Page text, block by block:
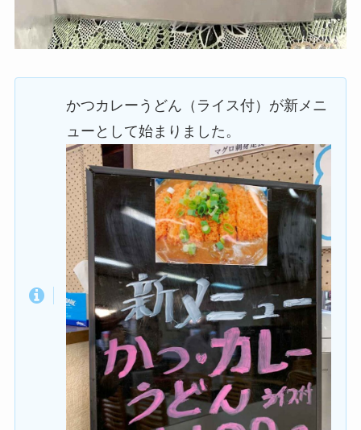
かつカレーうどん（ライス付）が新メニ
ューとして始まりました。